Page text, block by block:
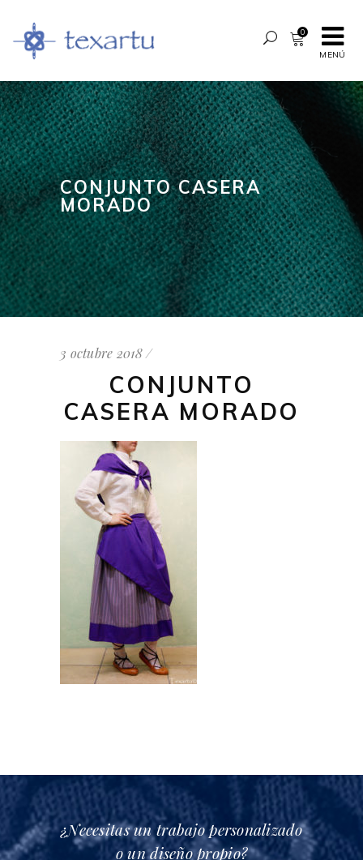
MENÚ
0
CONJUNTO CASERA
MORADO
3 octubre 2018
CONJUNTO
CASERA MORADO
¿Necesitas un trabajo personalizado
o un diseño propio?